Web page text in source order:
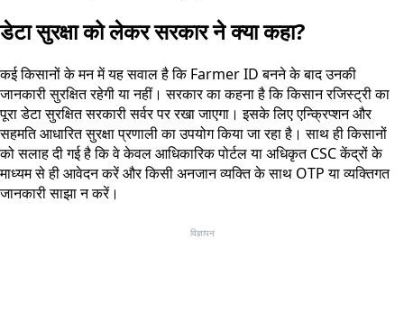
डेटा सुरक्षा को लेकर सरकार ने क्या कहा?
कई किसानों के मन में यह सवाल है कि Farmer ID बनने के बाद उनकी
जानकारी सुरक्षित रहेगी या नहीं। सरकार का कहना है कि किसान रजिस्ट्री का
पूरा डेटा सुरक्षित सरकारी सर्वर पर रखा जाएगा। इसके लिए एन्क्रिप्शन और
सहमति आधारित सुरक्षा प्रणाली का उपयोग किया जा रहा है। साथ ही किसानों
को सलाह दी गई है कि वे केवल आधिकारिक पोर्टल या अधिकृत CSC केंद्रों के
माध्यम से ही आवेदन करें और किसी अनजान व्यक्ति के साथ OTP या व्यक्तिगत
जानकारी साझा न करें।
विज्ञापन